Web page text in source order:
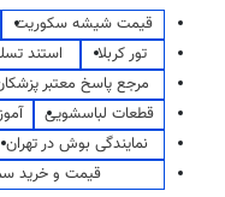
قیمت شیشه سکوریت
تور کربلا
استند
مرجع پاسخ معتبر
قطعات لباسشویی
نمایندگی بوش در تهران
قیمت و خرید